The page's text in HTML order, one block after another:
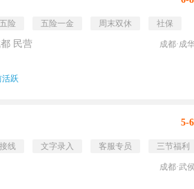
险 五险一金 周末双休 社保
民营 成都·成
活跃
5-
线 文字录入 客服专员 三节福利
成都·武